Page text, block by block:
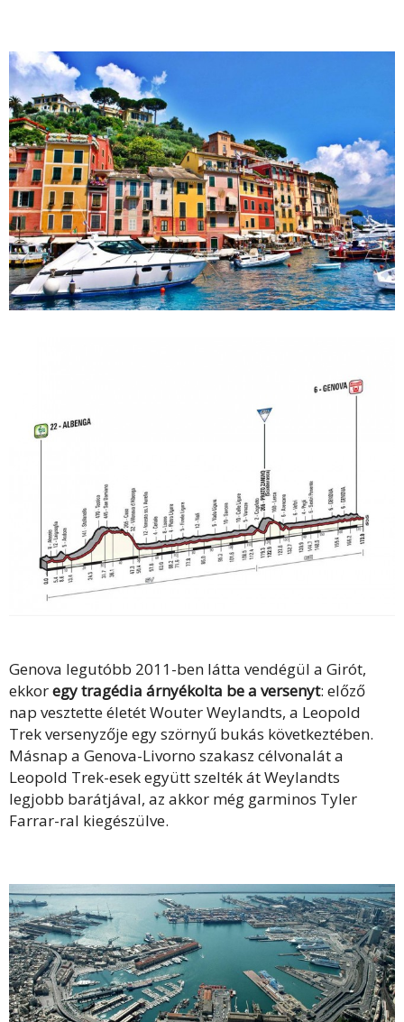
Genova legutóbb 2011-ben látta vendégül a Girót,
ekkoregy tragédia árnyékolta be a versenyt: előző
nap vesztette életét Wouter Weylandts, a Leopold
Trek versenyzője egy szörnyű bukás következtében.
Másnap a Genova-Livorno szakasz célvonalát a
Leopold Trek-esek együtt szelték át Weylandts
legjobb barátjával, az akkor még garminos Tyler
Farrar-ral kiegészülve.